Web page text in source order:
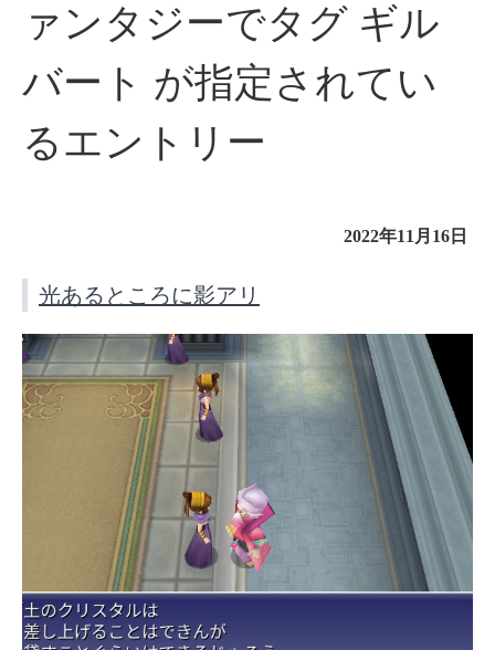
ァンタジーでタグ ギル
バート が指定されてい
るエントリー
2022年11月16日
光あるところに影アリ